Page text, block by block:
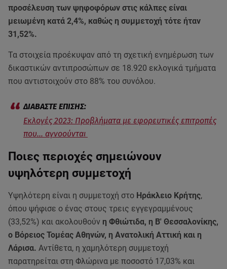
προσέλευση των ψηφοφόρων στις κάλπες είναι
μειωμένη κατά 2,4%, καθώς η συμμετοχή τότε ήταν
31,52%.
Τα στοιχεία προέκυψαν από τη σχετική ενημέρωση των
δικαστικών αντιπροσώπων σε 18.920 εκλογικά τμήματα
που αντιστοιχούν στο 88% του συνόλου.
Εκλογές 2023: Προβλήματα με εφορευτικές επιτροπές
που… αγνοούνται
Ποιες περιοχές σημειώνουν
υψηλότερη συμμετοχή
Υψηλότερη είναι η συμμετοχή στο Ηράκλειο Κρήτης,
όπου ψήφισε ο ένας στους τρεις εγγεγραμμένους
(33,52%) και ακολουθούν η Φθιώτιδα, η Β' Θεσσαλονίκης,
ο Βόρειος Τομέας Αθηνών, η Ανατολική Αττική και η
Λάρισα. Αντίθετα, η χαμηλότερη συμμετοχή
παρατηρείται στη Φλώρινα με ποσοστό 17,03% και